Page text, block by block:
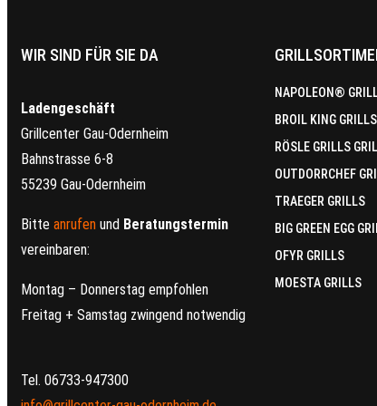
WIR SIND FÜR SIE DA
Ladengeschäft
Grillcenter Gau-Odernheim
Bahnstrasse 6-8
55239 Gau-Odernheim
Bitte anrufen und Beratungstermin
vereinbaren:
Montag – Donnerstag empfohlen
Freitag + Samstag zwingend notwendig
Tel. 06733-947300
NAPOLEON®
BROIL KING GRILLS
RÖSLE GRILLS
OUTDORRCHEF
TRAEGER GRILLS
BIG GREEN EGG
OFYR GRILLS
MOESTA GRILLS